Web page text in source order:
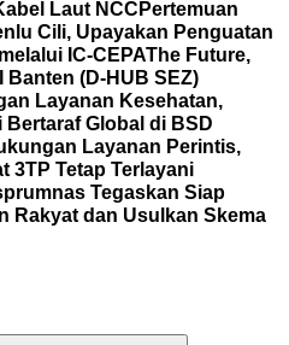
Laut NCC Pertemuan
Cili, Upayakan Penguatan
IC-CEPAThe Future,
(D-HUB SEZ)
Layanan Kesehatan,
Global di BSD
Layanan Perintis,
3TP Tetap Terlayani
Tegaskan Siap
Rakyat dan Usulkan Skema